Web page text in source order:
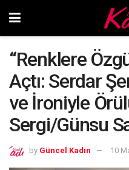
“Renklere
Açtı: Serdar
ve İroniyle
Sergi/Günsu
by Güncel Kadın 10